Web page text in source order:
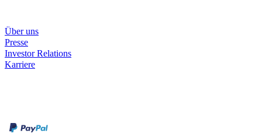
Über uns
Presse
Investor Relations
Karriere